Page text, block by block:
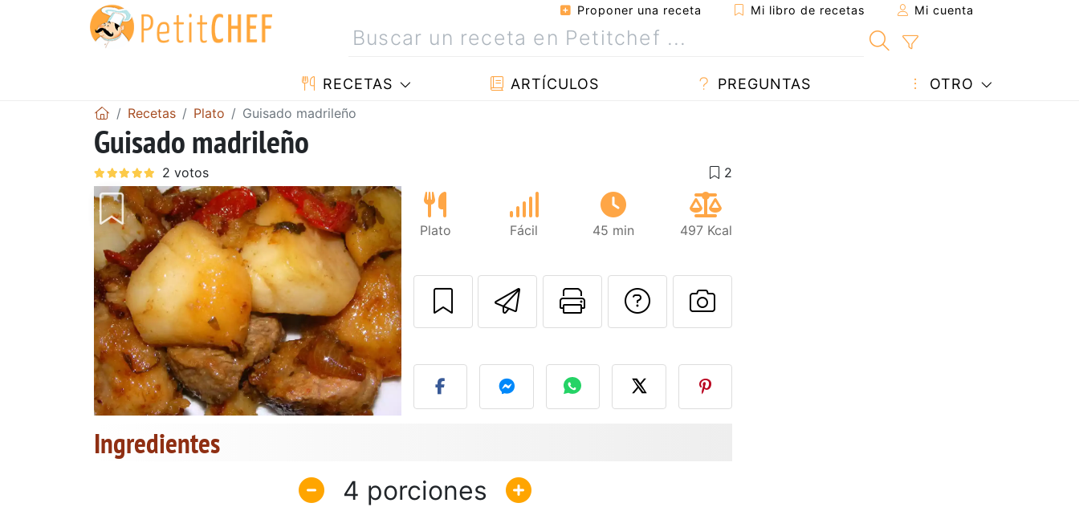
Proponer una receta Mi libro de recetas Mi cuenta
RECETAS ARTÍCULOS PREGUNTAS OTRO
Recetas Plato Guisado madrileño
Guisado madrileño
Plato Fácil 45 min 497 Kcal
Enviar esta receta a un amigo
Imprimir esta página
Preguntar al autor
Publicar la foto de esta receta
Ingredientes
4